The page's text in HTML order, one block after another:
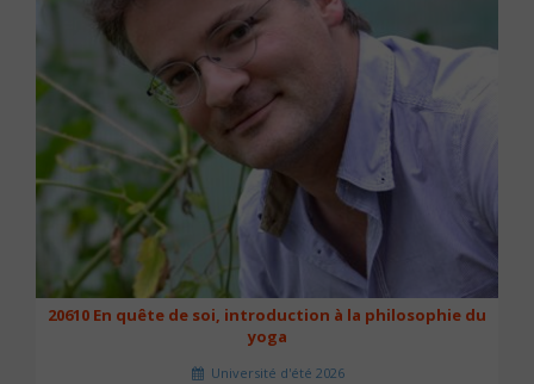
20610 En quête de soi, introduction à la philosophie du
yoga
Université d'été 2026